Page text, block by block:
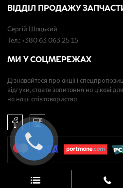
ВІДДІЛ ПРОДАЖУ
Сергій Шацький
Тел.: +380 63 063 25 15
МИ У СОЦМЕРЕЖАХ
Дізнавайтеся про акції і
відгуки, ставте запитання на цікаві
на наші співтовариства
© 2026 “Інфініті ВІДІ